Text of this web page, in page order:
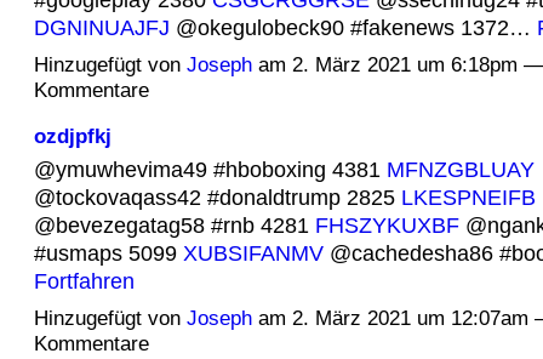
DGNINUAJFJ @okegulobeck90 #fakenews 1372…
Hinzugefügt von Josepham 2. März 2021 um 6:18pm
Kommentare
ozdjpfkj
@ymuwhevima49 #hboboxing 4381 MFNZGBLUAY
@tockovaqass42 #donaldtrump 2825 LKESPNEIFB
@bevezegatag58 #rnb 4281 FHSZYKUXBF
#usmaps 5099 XUBSIFANMV@cachedesha86
Fortfahren
Hinzugefügt von Josepham 2. März 2021 um 12:07am
Kommentare